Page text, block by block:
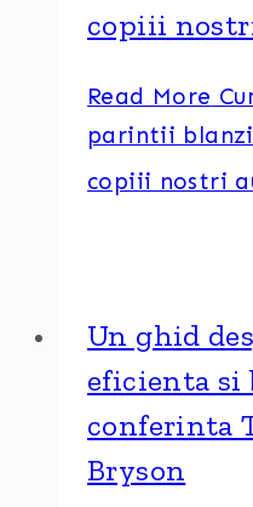
copiii
Read More
parintii
copiii nostri
Un ghid
eficienta si
conferinta
Bryson